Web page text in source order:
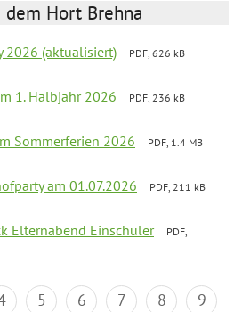
Hort Brehna
2026 (aktualisiert)
PDF, 626 kB
1. Halbjahr 2026
PDF, 236 kB
Sommerferien 2026
PDF, 1.4 MB
am 01.07.2026
PDF, 211 kB
Elternabend Einschüler
PDF,
5 6 7 8
9